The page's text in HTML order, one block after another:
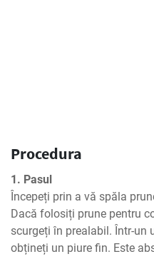
Procedura
1. Pasul
Începeți prin a vă spăla
Dacă folosiți prune pentru
scurgeți în prealabil. Într-un
obțineți un piure fin. Este